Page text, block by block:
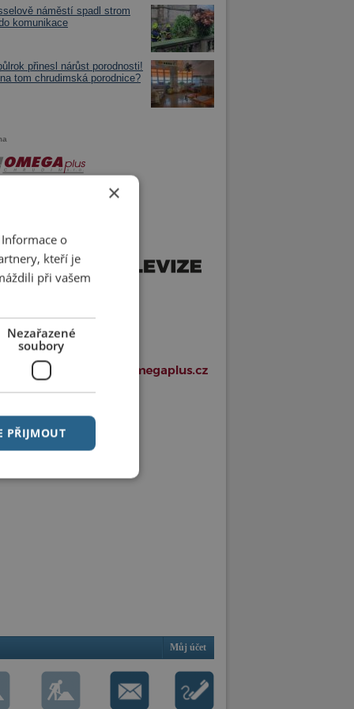
náměstí spadl strom
komunikace
přinesl nárůst porodnosti!
tom chrudimská porodnice?
Můj účet
×
o
kteří je
při vašem
Nezařazené
soubory
PŘIJMOUT